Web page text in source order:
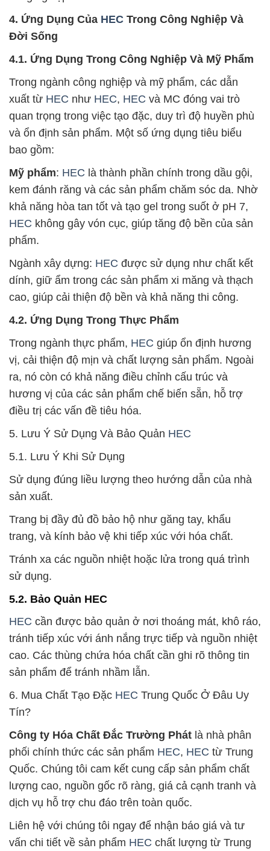
4. Ứng Dụng Của HEC Trong Công Nghiệp Và
Đời Sống
4.1. Ứng Dụng Trong Công Nghiệp Và Mỹ Phẩm
Trong ngành công nghiệp và mỹ phẩm, các dẫn
xuất từ HEC như HEC, HEC và MC đóng vai trò
quan trọng trong việc tạo đặc, duy trì độ huyền phù
và ổn định sản phẩm. Một số ứng dụng tiêu biểu
bao gồm:
Mỹ phẩm: HEC là thành phần chính trong dầu gội,
kem đánh răng và các sản phẩm chăm sóc da. Nhờ
khả năng hòa tan tốt và tạo gel trong suốt ở pH 7,
HEC không gây vón cục, giúp tăng độ bền của sản
phẩm.
Ngành xây dựng: HEC được sử dụng như chất kết
dính, giữ ẩm trong các sản phẩm xi măng và thạch
cao, giúp cải thiện độ bền và khả năng thi công.
4.2. Ứng Dụng Trong Thực Phẩm
Trong ngành thực phẩm, HEC giúp ổn định hương
vị, cải thiện độ mịn và chất lượng sản phẩm. Ngoài
ra, nó còn có khả năng điều chỉnh cấu trúc và
hương vị của các sản phẩm chế biến sẵn, hỗ trợ
điều trị các vấn đề tiêu hóa.
5. Lưu Ý Sử Dụng Và Bảo Quản HEC
5.1. Lưu Ý Khi Sử Dụng
Sử dụng đúng liều lượng theo hướng dẫn của nhà
sản xuất.
Trang bị đầy đủ đồ bảo hộ như găng tay, khẩu
trang, và kính bảo vệ khi tiếp xúc với hóa chất.
Tránh xa các nguồn nhiệt hoặc lửa trong quá trình
sử dụng.
5.2. Bảo Quản HEC
HEC cần được bảo quản ở nơi thoáng mát, khô ráo,
tránh tiếp xúc với ánh nắng trực tiếp và nguồn nhiệt
cao. Các thùng chứa hóa chất cần ghi rõ thông tin
sản phẩm để tránh nhầm lẫn.
6. Mua Chất Tạo Đặc HEC Trung Quốc Ở Đâu Uy
Tín?
Công ty Hóa Chất Đắc Trường Phát là nhà phân
phối chính thức các sản phẩm HEC, HEC từ Trung
Quốc. Chúng tôi cam kết cung cấp sản phẩm chất
lượng cao, nguồn gốc rõ ràng, giá cả cạnh tranh và
dịch vụ hỗ trợ chu đáo trên toàn quốc.
Liên hệ với chúng tôi ngay để nhận báo giá và tư
vấn chi tiết về sản phẩm HEC chất lượng từ Trung